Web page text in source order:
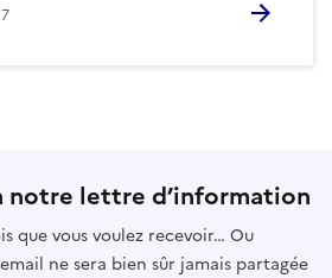
notre lettre d’information
que vous voulez recevoir… Ou
ne sera bien sûr jamais partagée